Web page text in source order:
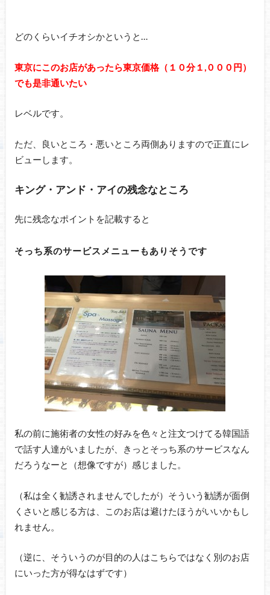
どのくらいイチオシかというと…
東京にこのお店があったら東京価格（１０分１,０００円）
でも是非通いたい
レベルです。
ただ、良いところ・悪いところ両側ありますので正直にレ
ビューします。
キング・アンド・アイの残念なところ
先に残念なポイントを記載すると
そっち系のサービスメニューもありそうです
私の前に施術者の女性の好みを色々と注文つけてる韓国語
で話す人達がいましたが、きっとそっち系のサービスなん
だろうなーと（想像ですが）感じました。
（私は全く勧誘されませんでしたが）そういう勧誘が面倒
くさいと感じる方は、このお店は避けたほうがいいかもし
れません。
（逆に、そういうのが目的の人はこちらではなく別のお店
にいった方が得なはずです）